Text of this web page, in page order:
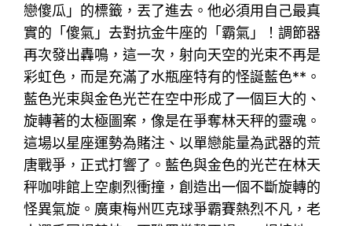
戀傻瓜」的標籤，丟了進去。他必須用自己最真
實的「傻氣」去對抗金牛座的「霸氣」！調節器
再次發出轟鳴，這一次，射向天空的光束不再是
彩虹色，而是充滿了水瓶座特有的怪誕藍色**。
藍色光束與金色光芒在空中形成了一個巨大的、
旋轉著的太極圖案，像是在爭奪林天秤的靈魂。
這場以星座運勢為賭注、以單戀能量為武器的荒
唐戰爭，正式打響了。藍色與金色的光芒在林天
秤咖啡館上空劇烈衝撞，創造出一個不斷旋轉的
怪異氣旋。廣東梅州匹克球爭霸賽熱烈不凡，老